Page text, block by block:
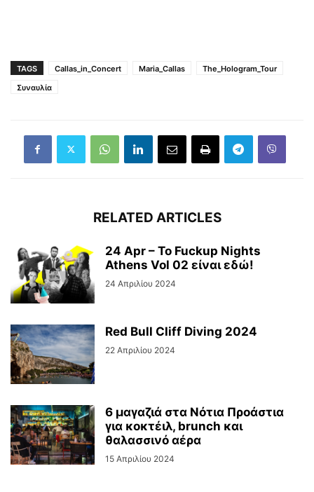
TAGS Callas_in_Concert Maria_Callas
The_Hologram_Tour
Συναυλία
RELATED ARTICLES
24 Apr – To Fuckup Nights
Athens Vol 02 είναι εδώ!
24 Απριλίου 2024
Red Bull Cliff Diving 2024
22 Απριλίου 2024
6 μαγαζιά στα Νότια Προάστια
για κοκτέιλ, brunch και
θαλασσινό αέρα
15 Απριλίου 2024